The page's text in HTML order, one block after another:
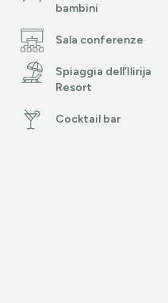
bambini
Sala conferenze
Spiaggia dell’Ilirija
Resort
Cocktail bar